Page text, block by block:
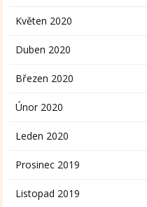
Květen 2020
Duben 2020
Březen 2020
Únor 2020
Leden 2020
Prosinec 2019
Listopad 2019